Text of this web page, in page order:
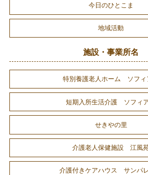
今日のひとこま
地域活動
施設・事業所名
特別養護老人ホーム ソフィ
短期入所生活介護 ソフィ
せきやの里
介護老人保健施設 江風
介護付きケアハウス サンパ